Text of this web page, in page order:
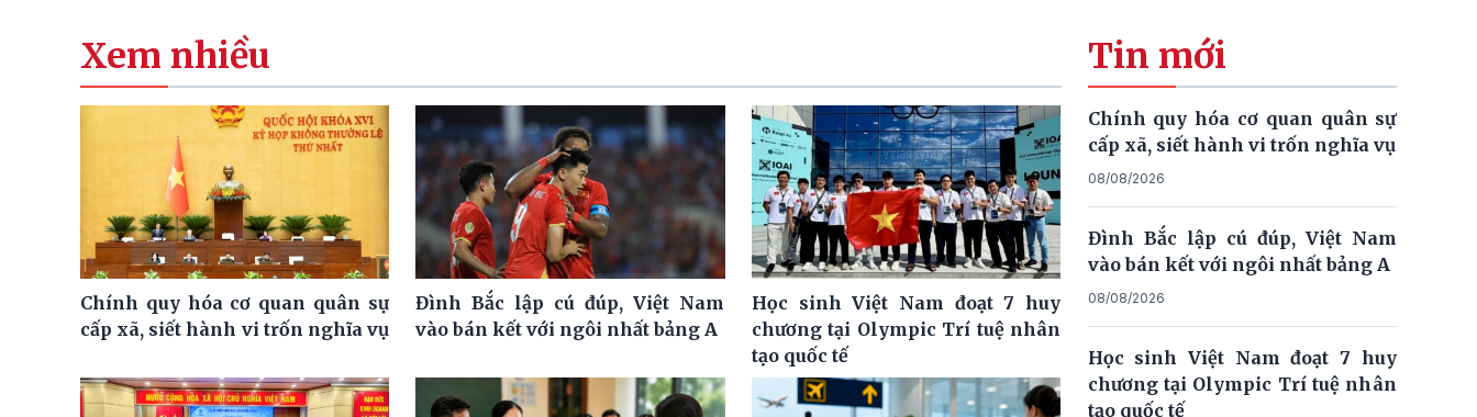
Xem nhiều
Chính quy hóa cơ quan quân sự
cấp xã, siết hành vi trốn nghĩa vụ
Đình Bắc lập cú đúp, Việt Nam
vào bán kết với ngôi nhất bảng A
Học sinh Việt Nam đoạt 7 huy
chương tại Olympic Trí tuệ nhân
tạo quốc tế
Tin mới
Chính quy hóa cơ quan quân sự
cấp xã, siết hành vi trốn nghĩa vụ
08/08/2026
Đình Bắc lập cú đúp, Việt Nam
vào bán kết với ngôi nhất bảng A
08/08/2026
Học sinh Việt Nam đoạt 7 huy
chương tại Olympic Trí tuệ nhân
tạo quốc tế